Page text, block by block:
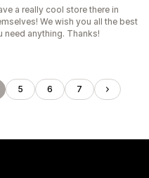
a really cool store there in
We wish you all the best
need anything. Thanks!
5 6 7